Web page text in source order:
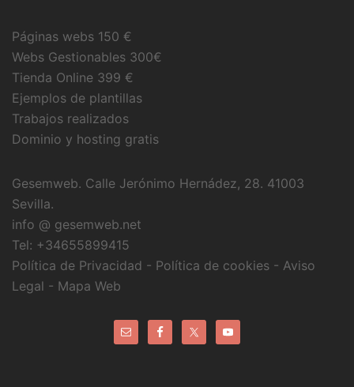
Páginas webs 150 €
Webs Gestionables 300€
Tienda Online 399 €
Ejemplos de plantillas
Trabajos realizados
Dominio y hosting gratis
Gesemweb. Calle Jerónimo Hernádez, 28. 41003
Sevilla.
info @ gesemweb.net
Tel: +34655899415
Política de Privacidad - Política de cookies - Aviso
Legal - Mapa Web